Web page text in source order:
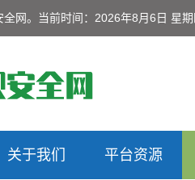
网。 当前时间：2026年8月6日 星期
关于我们 平台资源